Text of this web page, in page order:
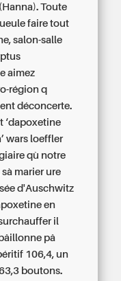
Toute
faire tout
salon-salle
aimez
région q
déconcerte.
‘dapoxetine
wars loeffler
qù notre
marier ure
d'Auschwitz
en
il
pâ
106,4, un
boutons.